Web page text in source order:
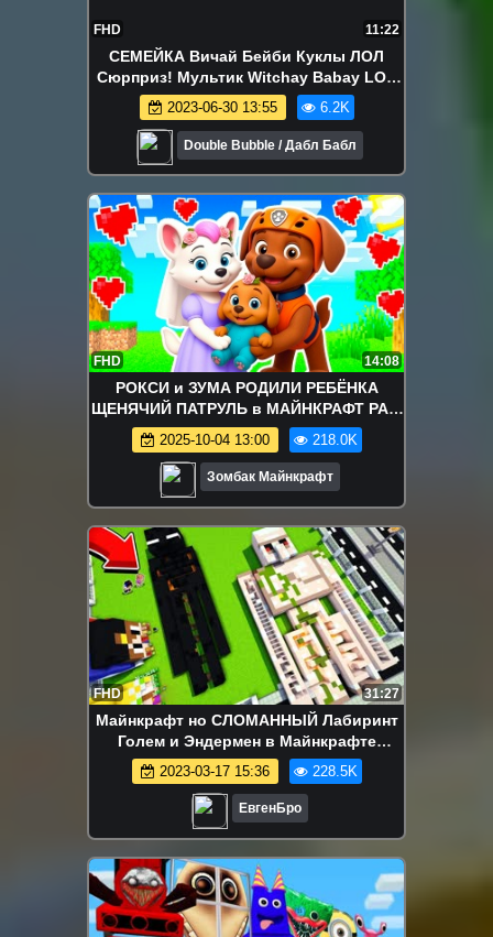
FHD 11:22
СЕМЕЙКА Вичай Бейби Куклы ЛОЛ
Сюрприз! Мультик Witchay Babay LOL
Families Surprise Dolls
2023-06-30 13:55 6.2K
Double Bubble / Дабл Бабл
FHD 14:08
РОКСИ и ЗУМА РОДИЛИ РЕБЁНКА
ЩЕНЯЧИЙ ПАТРУЛЬ в МАЙНКРАФТ PAW
PATROL МУЛЬТИК
2025-10-04 13:00 218.0K
Зомбак Майнкрафт
FHD 31:27
Майнкрафт но СЛОМАННЫЙ Лабиринт
Голем и Эндермен в Майнкрафте
Троллинг Ловушка Minecraft
2023-03-17 15:36 228.5K
ЕвгенБро